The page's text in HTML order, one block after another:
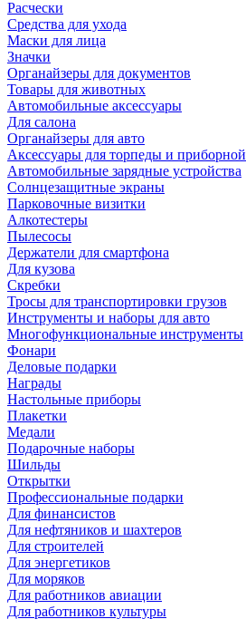
Расчески
Средства для ухода
Маски для лица
Значки
Органайзеры для документов
Товары для животных
Автомобильные аксессуары
Для салона
Органайзеры для авто
Аксессуары для торпеды и
Автомобильные зарядные устройства
Солнцезащитные экраны
Парковочные визитки
Алкотестеры
Пылесосы
Держатели для смартфона
Для кузова
Скребки
Тросы для транспортировки грузов
Инструменты и наборы для авто
Многофункциональные инструменты
Фонари
Деловые подарки
Награды
Настольные приборы
Плакетки
Медали
Подарочные наборы
Шильды
Открытки
Профессиональные подарки
Для финансистов
Для нефтяников и шахтеров
Для строителей
Для энергетиков
Для моряков
Для работников авиации
Для работников культуры